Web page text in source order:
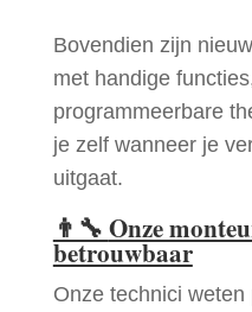
Bovendien zijn
met handige
programmeerbare
je zelf wanneer je
uitgaat.
👨‍🔧 Onze
betrouwbaar
Onze technici